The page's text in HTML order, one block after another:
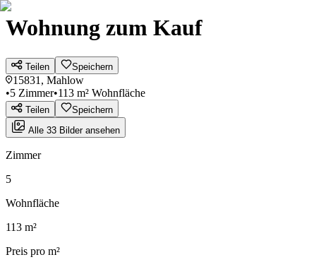
Wohnung zum Kauf
Teilen Speichern
15831, Mahlow
•5 Zimmer•113 m² Wohnfläche
Teilen
Speichern
Alle 33 Bilder ansehen
Zimmer
5
Wohnfläche
113 m²
Preis pro m²